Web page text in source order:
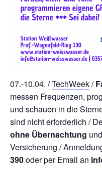
07.-10.04. /TechWeek/
messen Frequenzen,
und schauen in die
sind nicht erforderlich /
ohne Übernachtung
Versicherung /
390oder per Email an